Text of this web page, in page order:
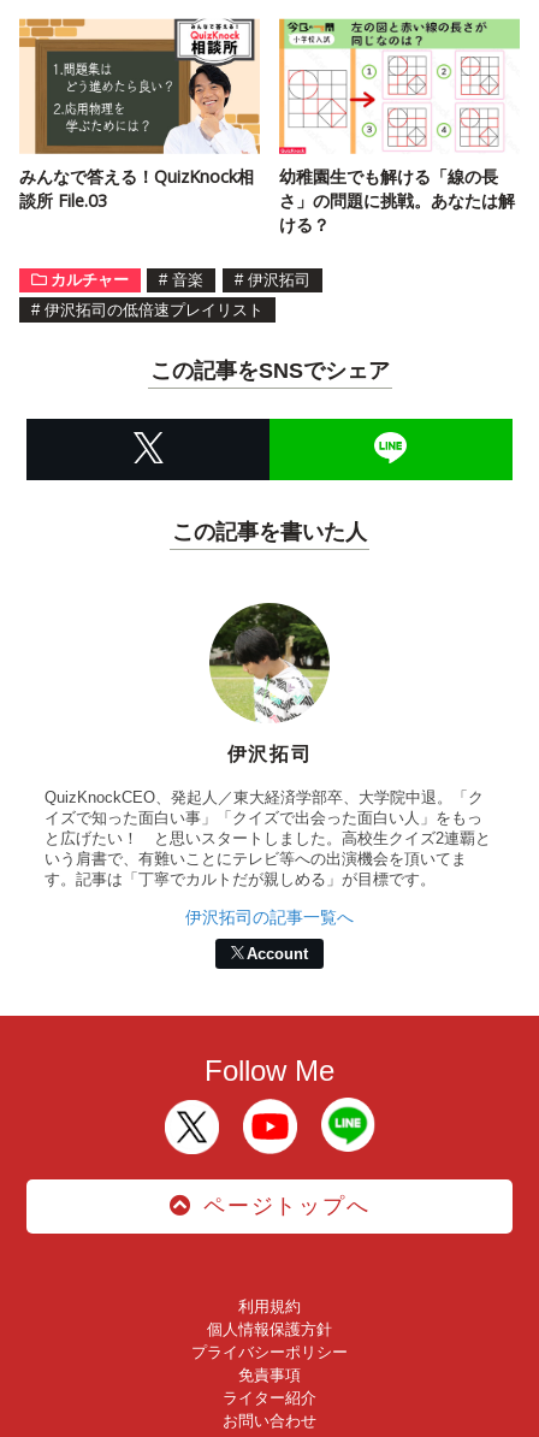
みんなで答える！QuizKnock相
談所 File.03
幼稚園生でも解ける「線の長
さ」の問題に挑戦。あなたは解
ける？
カルチャー # 音楽 # 伊沢拓司
# 伊沢拓司の低倍速プレイリスト
この記事をSNSでシェア
この記事を書いた人
伊沢拓司
QuizKnockCEO、発起人／東大経済学部卒、大学院中退。「ク
イズで知った面白い事」「クイズで出会った面白い人」をもっ
と広げたい！ と思いスタートしました。高校生クイズ2連覇と
いう肩書で、有難いことにテレビ等への出演機会を頂いてま
す。記事は「丁寧でカルトだが親しめる」が目標です。
伊沢拓司の記事一覧へ
Account
Follow Me
ページトップへ
利用規約
個人情報保護方針
プライバシーポリシー
免責事項
ライター紹介
お問い合わせ